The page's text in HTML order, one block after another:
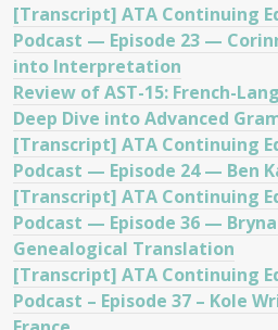
[Transcript] ATA Continuing
Podcast — Episode 23 —
into Interpretation
Review of AST-15: French-
Deep Dive into Advanced
[Transcript] ATA Continuing
Podcast — Episode 24 — Ben
[Transcript] ATA Continuing
Podcast — Episode 36 — Bryna
Genealogical Translation
[Transcript] ATA Continuing
Podcast – Episode 37 – Kole